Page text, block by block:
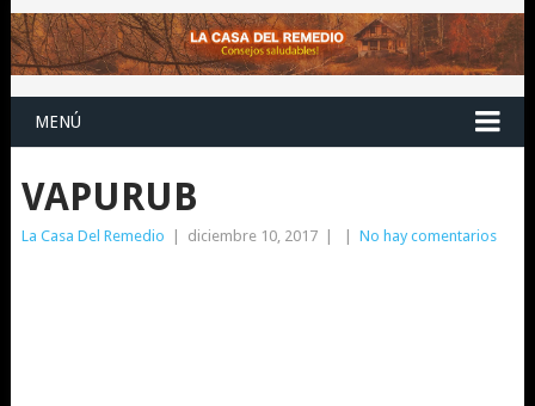
MENÚ
VAPURUB
La Casa Del Remedio diciembre 10, 2017 No hay comentarios